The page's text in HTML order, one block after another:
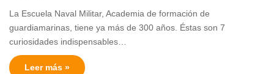
La Escuela Naval Militar, Academia de formación de
guardiamarinas, tiene ya más de 300 años. Éstas son 7
curiosidades indispensables…
Leer más »